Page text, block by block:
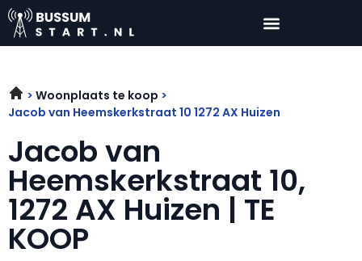
Woonplaats te koop
Jacob van Heemskerkstraat 10 1272 AX Huizen
Jacob van
Heemskerkstraat 10,
1272 AX Huizen | TE
KOOP